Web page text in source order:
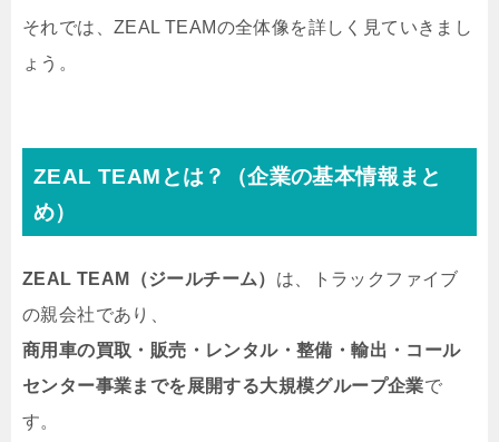
それでは、ZEAL TEAMの全体像を詳しく見ていきまし
ょう。
ZEAL TEAMとは？（企業の基本情報まと
め）
ZEAL TEAM（ジールチーム） は、トラックファイブ
の親会社であり、
商用車の買取・販売・レンタル・整備・輸出・コール
センター事業までを展開する大規模グループ企業で
す。